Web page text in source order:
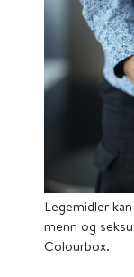
Legemidler
menn og
Colourbox.